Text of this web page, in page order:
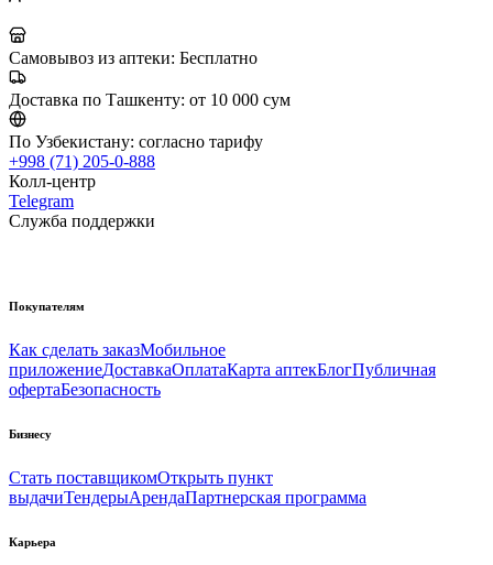
Самовывоз из аптеки: Бесплатно
Доставка по Ташкенту: от 10 000 сум
По Узбекистану: согласно тарифу
+998 (71) 205-0-888
Колл-центр
Telegram
Служба поддержки
Покупателям
Как сделать заказМобильное
приложениеДоставкаОплатаКарта аптекБлогПубличная
офертаБезопасность
Бизнесу
Стать поставщикомОткрыть пункт
выдачиТендерыАрендаПартнерская программа
Карьера